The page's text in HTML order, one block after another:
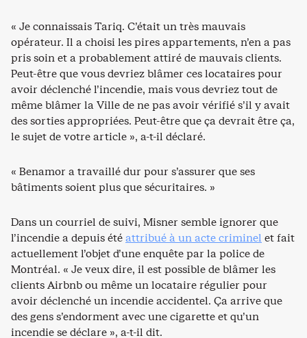
« Je connaissais Tariq. C’était un très mauvais
opérateur. Il a choisi les pires appartements, n’en a pas
pris soin et a probablement attiré de mauvais clients.
Peut-être que vous devriez blâmer ces locataires pour
avoir déclenché l’incendie, mais vous devriez tout de
même blâmer la Ville de ne pas avoir vérifié s’il y avait
des sorties appropriées. Peut-être que ça devrait être ça,
le sujet de votre article », a-t-il déclaré.
« Benamor a travaillé dur pour s’assurer que ses
bâtiments soient plus que sécuritaires. »
Dans un courriel de suivi, Misner semble ignorer que
l’incendie a depuis étéattribué à un acte criminel et fait
actuellement l’objet d’une enquête par la police de
Montréal. « Je veux dire, il est possible de blâmer les
clients Airbnb ou même un locataire régulier pour
avoir déclenché un incendie accidentel. Ça arrive que
des gens s’endorment avec une cigarette et qu’un
incendie se déclare », a-t-il dit.